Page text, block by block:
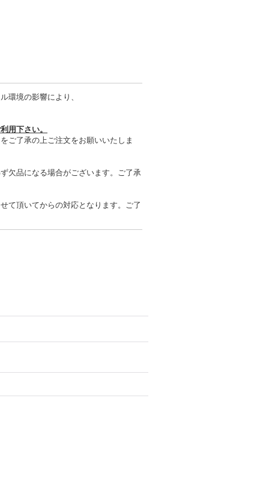
環境の影響により、
用下さい。
ご了承の上ご注文をお願いいたしま
欠品になる場合がございます。ご了承
て頂いてからの対応となります。ご了